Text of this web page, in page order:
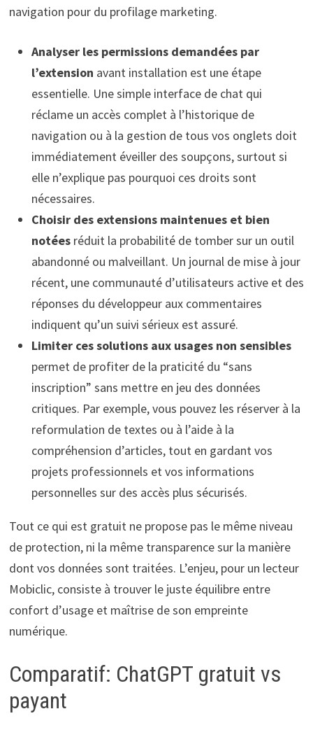
navigation pour du profilage marketing.
Analyser les permissions demandées par
l’extension avant installation est une étape
essentielle. Une simple interface de chat qui
réclame un accès complet à l’historique de
navigation ou à la gestion de tous vos onglets doit
immédiatement éveiller des soupçons, surtout si
elle n’explique pas pourquoi ces droits sont
nécessaires.
Choisir des extensions maintenues et bien
notéesréduit la probabilité de tomber sur un outil
abandonné ou malveillant. Un journal de mise à jour
récent, une communauté d’utilisateurs active et des
réponses du développeur aux commentaires
indiquent qu’un suivi sérieux est assuré.
Limiter ces solutions aux usages non sensibles
permet de profiter de la praticité du “sans
inscription” sans mettre en jeu des données
critiques. Par exemple, vous pouvez les réserver à la
reformulation de textes ou à l’aide à la
compréhension d’articles, tout en gardant vos
projets professionnels et vos informations
personnelles sur des accès plus sécurisés.
Tout ce qui est gratuit ne propose pas le même niveau
de protection, ni la même transparence sur la manière
dont vos données sont traitées. L’enjeu, pour un lecteur
Mobiclic, consiste à trouver le juste équilibre entre
confort d’usage et maîtrise de son empreinte
numérique.
Comparatif: ChatGPT gratuit vs
payant